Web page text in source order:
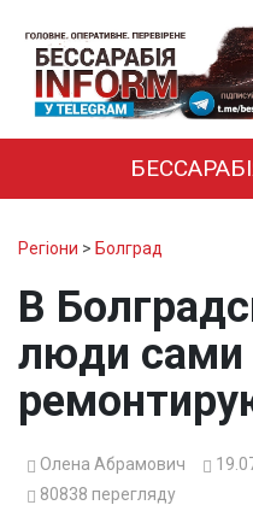
Регіони > Болград
В
люди сами
Олена Абрамович
80838 перегляду